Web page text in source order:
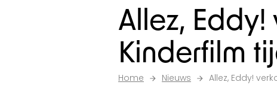
Allez, Eddy!
Kinderfilm
Home Nieuws Allez, Eddy!